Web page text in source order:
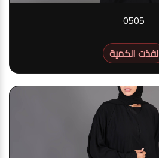
0505
نفذت الكمية